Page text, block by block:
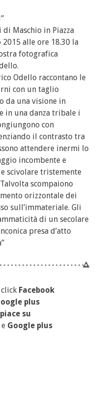
Maschio in Piazza
alle ore 18.30 la
fotografica
Odello raccontano le
con un taglio
da una visione in
in una danza tribale i
con
il contrasto tra
attendere inermi lo
incombente e
scivolare tristemente
scompaiono
orizzontale dei
sull’immateriale. Gli
di un secolare
presa d’atto
click Facebook
plus
su
e Google plus